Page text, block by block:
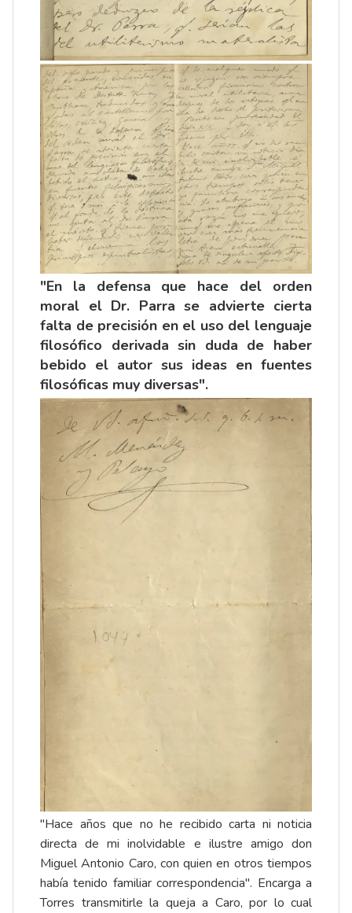
"En la defensa que hace del orden
moral el Dr. Parra se advierte cierta
falta de precisión en el uso del lenguaje
filosófico derivada sin duda de haber
bebido el autor sus ideas en fuentes
filosóficas muy diversas".
"Hace años que no he recibido carta ni noticia
directa de mi inolvidable e ilustre amigo don
Miguel Antonio Caro, con quien en otros tiempos
había tenido familiar correspondencia". Encarga a
Torres transmitirle la queja a Caro, por lo cual